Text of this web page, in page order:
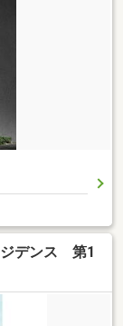
ジデンス 第1